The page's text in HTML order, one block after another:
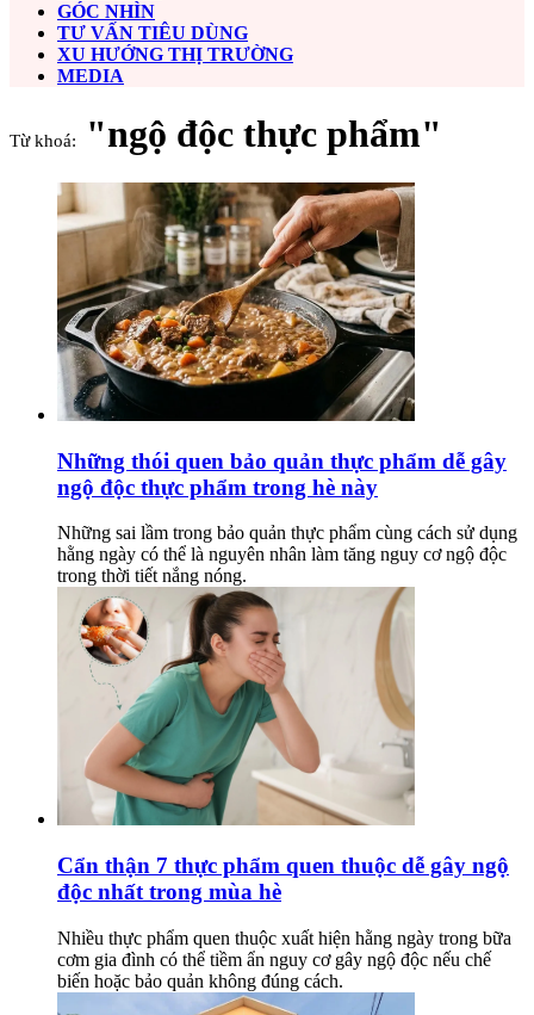
GÓC NHÌN
TƯ VẤN TIÊU DÙNG
XU HƯỚNG THỊ TRƯỜNG
MEDIA
Từ khoá: "ngộ độc thực phẩm"
Những thói quen bảo quản thực phẩm dễ gây
ngộ độc thực phẩm trong hè này
Những sai lầm trong bảo quản thực phẩm cùng cách sử dụng
hằng ngày có thể là nguyên nhân làm tăng nguy cơ ngộ độc
trong thời tiết nắng nóng.
Cẩn thận 7 thực phẩm quen thuộc dễ gây ngộ
độc nhất trong mùa hè
Nhiều thực phẩm quen thuộc xuất hiện hằng ngày trong bữa
cơm gia đình có thể tiềm ẩn nguy cơ gây ngộ độc nếu chế
biến hoặc bảo quản không đúng cách.